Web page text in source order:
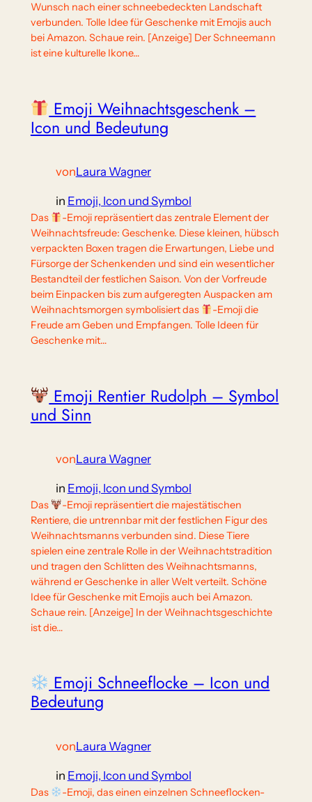
Wunsch nach einer schneebedeckten Landschaft
verbunden. Tolle Idee für Geschenke mit Emojis auch
bei Amazon. Schaue rein. [Anzeige] Der Schneemann
ist eine kulturelle Ikone…
Emoji Weihnachtsgeschenk –
Icon und Bedeutung
vonLaura Wagner
in Emoji, Icon und Symbol
Das
-Emoji repräsentiert das zentrale Element der
Weihnachtsfreude: Geschenke. Diese kleinen, hübsch
verpackten Boxen tragen die Erwartungen, Liebe und
Fürsorge der Schenkenden und sind ein wesentlicher
Bestandteil der festlichen Saison. Von der Vorfreude
beim Einpacken bis zum aufgeregten Auspacken am
Weihnachtsmorgen symbolisiert das
-Emoji die
Freude am Geben und Empfangen. Tolle Ideen für
Geschenke mit…
Emoji Rentier Rudolph – Symbol
und Sinn
vonLaura Wagner
in Emoji, Icon und Symbol
Das
-Emoji repräsentiert die majestätischen
Rentiere, die untrennbar mit der festlichen Figur des
Weihnachtsmanns verbunden sind. Diese Tiere
spielen eine zentrale Rolle in der Weihnachtstradition
und tragen den Schlitten des Weihnachtsmanns,
während er Geschenke in aller Welt verteilt. Schöne
Idee für Geschenke mit Emojis auch bei Amazon.
Schaue rein. [Anzeige] In der Weihnachtsgeschichte
ist die…
Emoji Schneeflocke – Icon und
Bedeutung
vonLaura Wagner
in Emoji, Icon und Symbol
Das
-Emoji, das einen einzelnen Schneeflocken-